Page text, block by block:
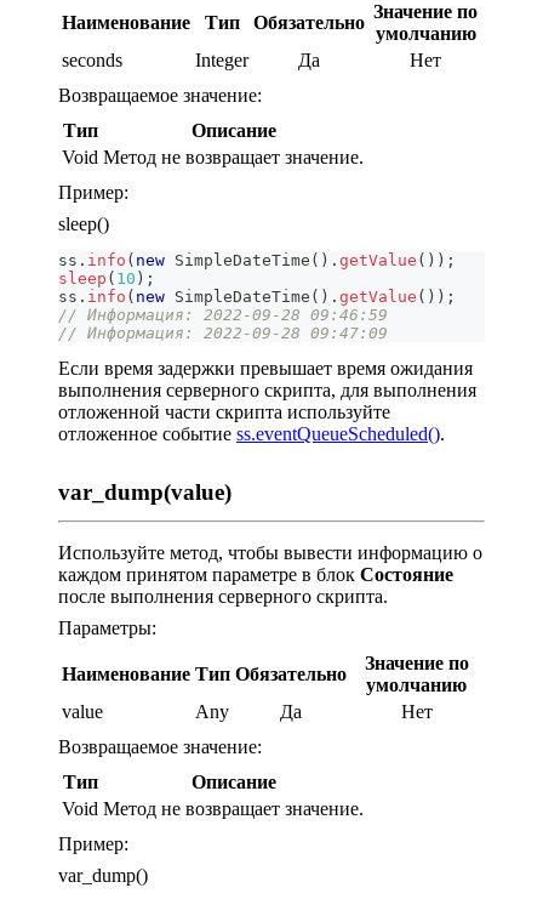
Наименование Тип Обязательно
Значение по
умолчанию
seconds
Integer Да
Нет
Возвращаемое значение:
Тип
Описание
Void Метод не возвращает значение.
Пример:
sleep()
ss . info ( new SimpleDateTime ( ) . getValue ( ) ) ;
sleep ( 10 ) ;
ss . info ( new SimpleDateTime ( ) . getValue ( ) ) ;
// Информация: 2022-09-28 09:46:59
// Информация: 2022-09-28 09:47:09
Если время задержки превышает время ожидания
выполнения серверного скрипта, для выполнения
отложенной части скрипта используйте
отложенное событие ss.eventQueueScheduled().
var_dump(value)
Используйте метод, чтобы вывести информацию о
каждом принятом параметре в блок Состояние
после выполнения серверного скрипта.
Параметры:
Наименование Тип Обязательно
Значение по
умолчанию
value
Any Да
Нет
Возвращаемое значение:
Тип
Описание
Void Метод не возвращает значение.
Пример:
var_dump()